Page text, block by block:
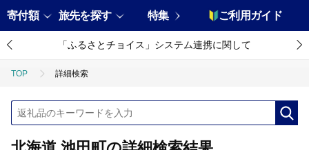
寄付額 旅先を探す 特集 ご利用ガイド
「ふるさとチョイス」システム連携に関して
TOP 詳細検索